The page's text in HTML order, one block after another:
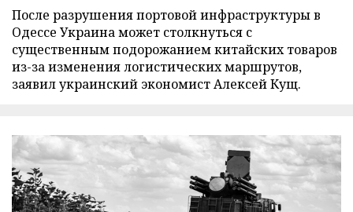
После разрушения портовой инфраструктуры в
Одессе Украина может столкнуться с
существенным подорожанием китайских товаров
из-за изменения логистических маршрутов,
заявил украинский экономист Алексей Кущ.